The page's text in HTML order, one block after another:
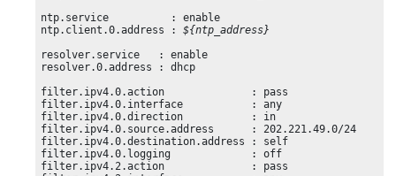
ntp.service          : enable
ntp.client.0.address : ${ntp_address}
resolver.service   : enable
resolver.0.address : dhcp
filter.ipv4.0.action              : pass
filter.ipv4.0.interface           : any
filter.ipv4.0.direction           : in
filter.ipv4.0.source.address      : 202.221.49.0/24
filter.ipv4.0.destination.address : self
filter.ipv4.0.logging             : off
filter.ipv4.2.action              : pass